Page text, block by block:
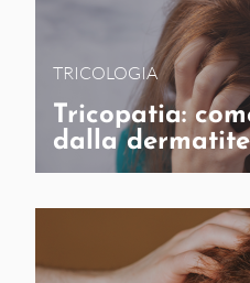
TRICOLOGIA
Tricopatia:
dalla dermatite